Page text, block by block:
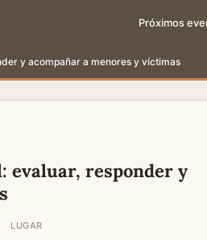
Próximos
y acompañar a menores y víctimas
evaluar, responder y
LUGAR